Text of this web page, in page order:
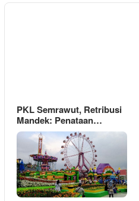
PKL Semrawut, Retribusi
Mandek: Penataan…